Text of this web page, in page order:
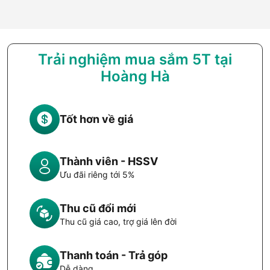
đến chơi game nhẹ và đa nhiệm.
GPU Mali-G57 MC2 hỗ trợ xử lý đồ họa khá ổn, cho phép
điện thoại chơi mượt một số tựa game phổ biến ở thiết lập đồ
hình ảnh sắc nét và mượt mà. Mặc dù không phải là chip cao
cấp dành cho game thủ chuyên nghiệp, nhưng với phân khúc
tầm trung, hiệu năng này đủ để người dùng phổ thông hài
nối hiện đại
Infinix Note 50 được trang bị viên pin dung lượng 5200mAh,
có thể hoạt động thoải mái cả ngày dài với các nhu cầu sử
Trải nghiệm mua sắm 5T tại
Hoàng Hà
Tốt hơn về giá
Thành viên - HSSV
Ưu đãi riêng tới 5%
Thu cũ đổi mới
Thu cũ giá cao, trợ giá lên đời
Thanh toán - Trả góp